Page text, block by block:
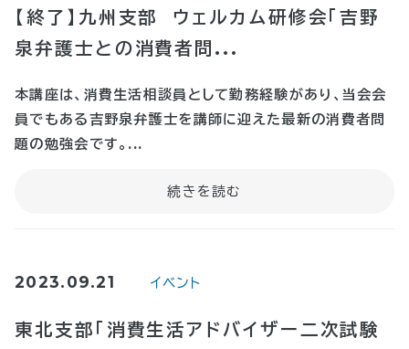
【終了】九州支部 ウェルカム研修会「吉野
泉弁護士との消費者問...
本講座は、消費生活相談員として勤務経験があり、当会会
員でもある吉野泉弁護士を講師に迎えた最新の消費者問
題の勉強会です。...
2023.09.21 イベント
東北支部「消費生活アドバイザー二次試験